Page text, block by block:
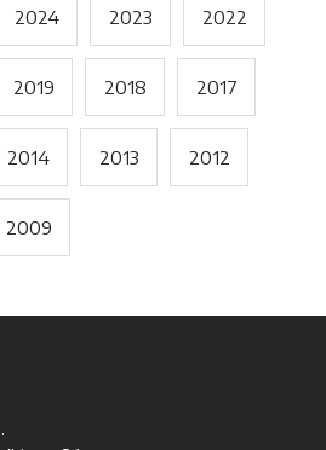
2024 2023 2022
2019 2018 2017
2014 2013 2012
2009